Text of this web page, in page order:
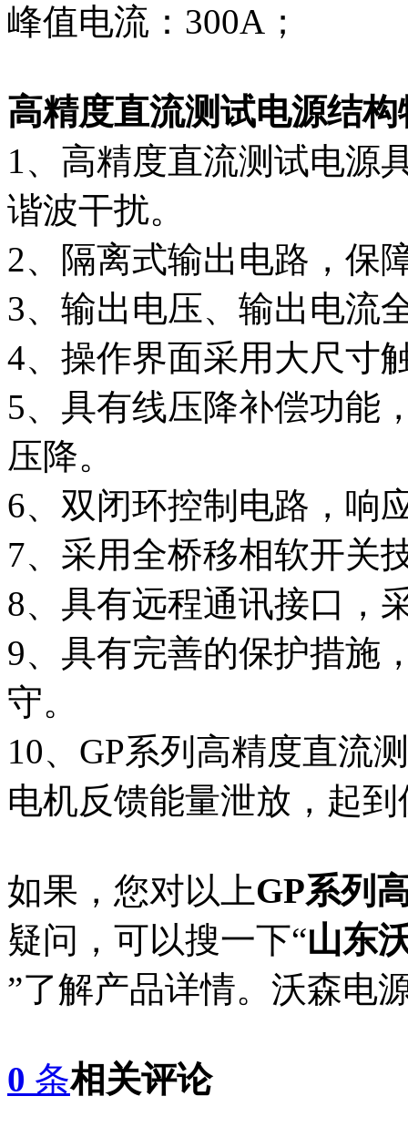
峰值电流：300A；
高精度直流测试电源结构
1、高精度直流测试电源
谐波干扰。
2、隔离式输出电路，保
3、输出电压、输出电流
4、操作界面采用大尺寸
5、具有线压降补偿功能
压降。
6、双闭环控制电路，响
7、采用全桥移相软开关
8、具有远程通讯接口，
9、具有完善的保护措施
守。
10、GP系列高精度直流
电机反馈能量泄放，起
如果，您对以上GP系列
疑问，可以搜一下“山东
”了解产品详情。沃森
0 条相关评论